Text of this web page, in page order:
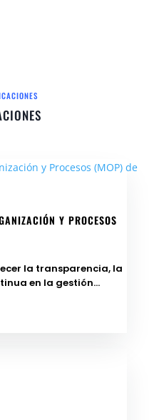
Y PROCESOS
la transparencia, la
en la gestión...